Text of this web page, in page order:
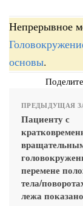
Непрерывное
основы.
ПРЕДЫДУЩАЯ
Пациенту с
перемене
тела/
лежа показано